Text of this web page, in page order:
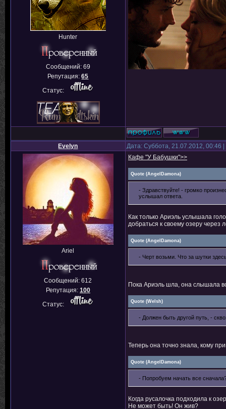
Hunter
Сообщений: 69
Репутация:65
Статус:
Evelyn Дата: Суббота, 21.07.2012,
Ariel
Сообщений:612
Репутация: 100
Статус:
Кафе "У Бабушки">>
Quote (AngelDamona)
- Здравствуйте! - громко
услышал ответа.
Как только Ариэль услышала
добраться к своему озеру через
Quote (AngelDamona)
- Черт возьми. Что за шутки
Пока Ариэль шла, она слышала
Quote (Welsh)
- Должен быть другой путь, -
Теперь она точно знала, кому
Quote (AngelDamona)
- Попробуем начать все
Когда русалочка подходила к
Не может быть! Он жив?